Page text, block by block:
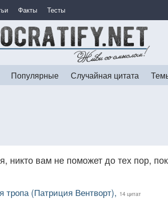
Факты Тесты
Популярные Случайная цитата
никто вам не поможет до тех пор,
тропа (Патриция Вентворт), 14 цитат